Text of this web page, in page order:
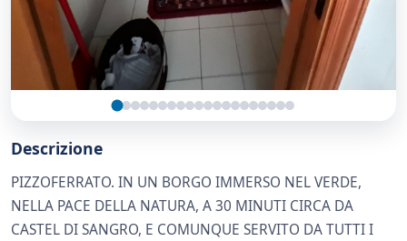
Descrizione
PIZZOFERRATO. IN UN BORGO IMMERSO NEL VERDE,
NELLA PACE DELLA NATURA, A 30 MINUTI CIRCA DA
CASTEL DI SANGRO, E COMUNQUE SERVITO DA TUTTI I